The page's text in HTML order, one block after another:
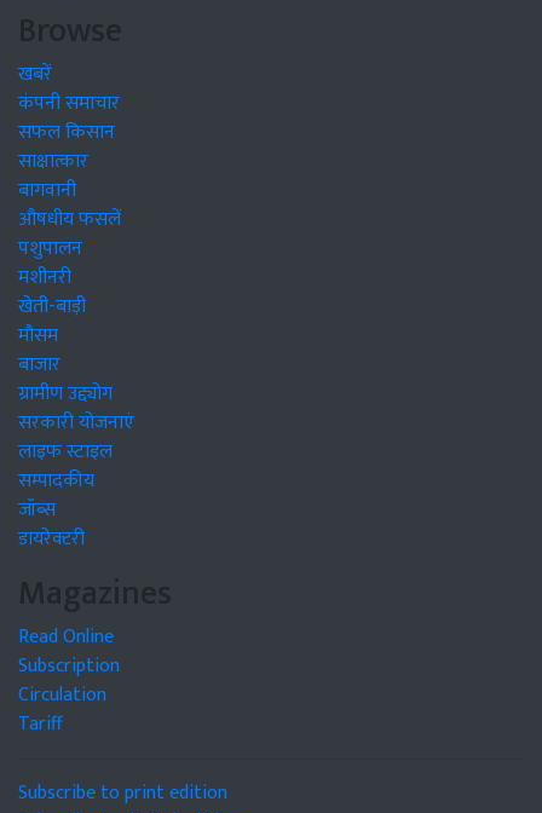
Browse
खबरें
कंपनी समाचार
सफल किसान
साक्षात्कार
बागवानी
औषधीय फसलें
पशुपालन
मशीनरी
खेती-बाड़ी
मौसम
बाजार
ग्रामीण उद्द्योग
सरकारी योजनाएं
लाइफ स्टाइल
सम्पादकीय
जॉब्स
डायरेक्टरी
Magazines
Read Online
Subscription
Circulation
Tariff
Subscribe to print edition